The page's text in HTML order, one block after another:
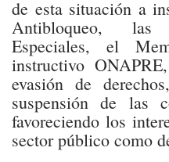
de esta situación a
Antibloqueo, las
Especiales, el
instructivo
evasión de
suspensión de las
favoreciendo los
sector público como